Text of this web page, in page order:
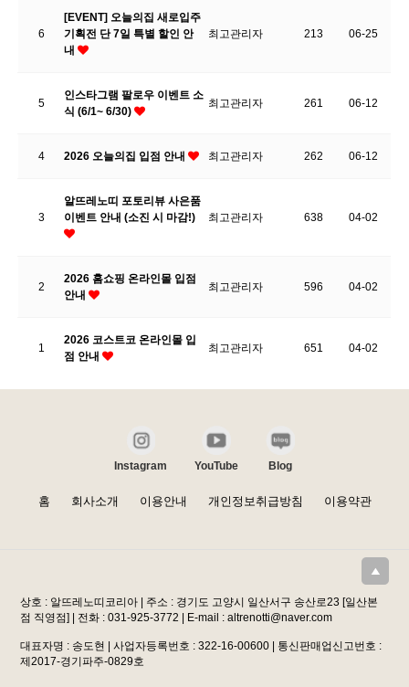
6
[EVENT] 오늘의집 새로입주
기획전 단 7일 특별 할인 안
내
최고관리자 213 06-25
5
인스타그램 팔로우 이벤트 소
식 (6/1~ 6/30)
최고관리자 261 06-12
4 2026 오늘의집 입점 안내 최고관리자 262 06-12
3
알뜨레노띠 포토리뷰 사은품
이벤트 안내 (소진 시 마감!)
최고관리자 638 04-02
2
2026 홈쇼핑 온라인몰 입점
안내
최고관리자 596 04-02
1
2026 코스트코 온라인몰 입
점 안내
최고관리자 651 04-02
Instagram YouTube Blog
홈 회사소개 이용안내 개인정보취급방침 이용약관
상호 : 알뜨레노띠코리아 | 주소 : 경기도 고양시 일산서구 송산로23 [일산본
점 직영점] | 전화 : 031-925-3772 | E-mail : altrenotti@naver.com
대표자명 : 송도현 | 사업자등록번호 : 322-16-00600 | 통신판매업신고번호 :
제2017-경기파주-0829호